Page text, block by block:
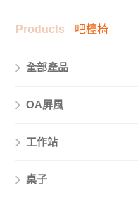
Products 吧檯椅
全部產品
OA屏風
工作站
桌子